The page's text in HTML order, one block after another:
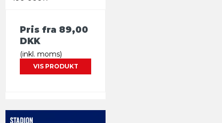
Pris fra 89,00
DKK
(inkl. moms)
VIS PRODUKT